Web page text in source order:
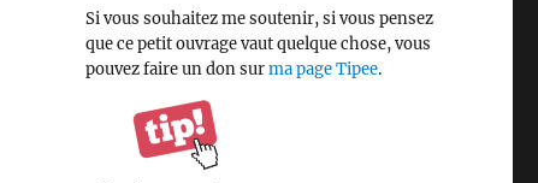
Si vous souhaitez me soutenir, si vous pensez
que ce petit ouvrage vaut quelque chose, vous
pouvez faire un don surma page Tipee.